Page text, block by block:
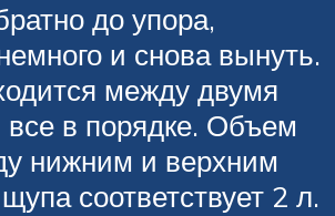
до упора,
и снова вынуть.
между двумя
в порядке. Объем
нижним и верхним
соответствует 2 л.